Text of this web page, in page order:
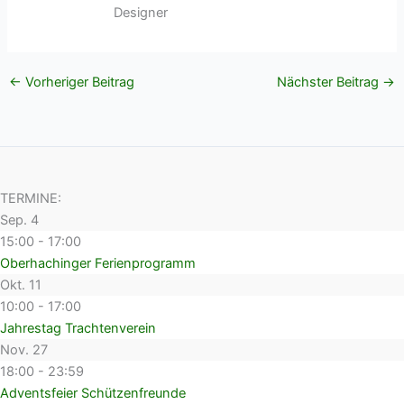
← Vorheriger Beitrag Nächster Beitrag →
TERMINE:
Sep. 4
15:00 - 17:00
Oberhachinger Ferienprogramm
Okt. 11
10:00 - 17:00
Jahrestag Trachtenverein
Nov. 27
18:00 - 23:59
Adventsfeier Schützenfreunde